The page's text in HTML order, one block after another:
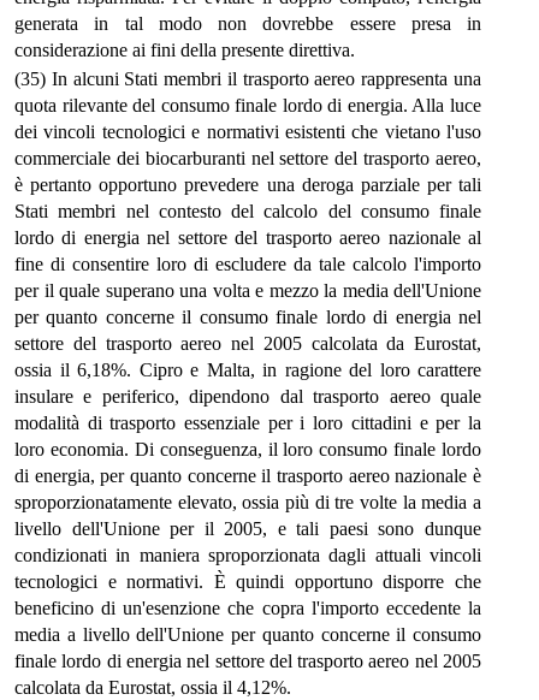
generata in tal modo non dovrebbe essere presa in
considerazione ai fini della presente direttiva.
(35) In alcuni Stati membri il trasporto aereo rappresenta una
quota rilevante del consumo finale lordo di energia. Alla luce
dei vincoli tecnologici e normativi esistenti che vietano l'uso
commerciale dei biocarburanti nel settore del trasporto aereo,
è pertanto opportuno prevedere una deroga parziale per tali
Stati membri nel contesto del calcolo del consumo finale
lordo di energia nel settore del trasporto aereo nazionale al
fine di consentire loro di escludere da tale calcolo l'importo
per il quale superano una volta e mezzo la media dell'Unione
per quanto concerne il consumo finale lordo di energia nel
settore del trasporto aereo nel 2005 calcolata da Eurostat,
ossia il 6,18%. Cipro e Malta, in ragione del loro carattere
insulare e periferico, dipendono dal trasporto aereo quale
modalità di trasporto essenziale per i loro cittadini e per la
loro economia. Di conseguenza, il loro consumo finale lordo
di energia, per quanto concerne il trasporto aereo nazionale è
sproporzionatamente elevato, ossia più di tre volte la media a
livello dell'Unione per il 2005, e tali paesi sono dunque
condizionati in maniera sproporzionata dagli attuali vincoli
tecnologici e normativi. È quindi opportuno disporre che
beneficino di un'esenzione che copra l'importo eccedente la
media a livello dell'Unione per quanto concerne il consumo
finale lordo di energia nel settore del trasporto aereo nel 2005
calcolata da Eurostat, ossia il 4,12%.